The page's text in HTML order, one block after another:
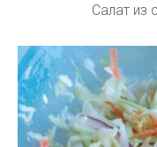
Салат из